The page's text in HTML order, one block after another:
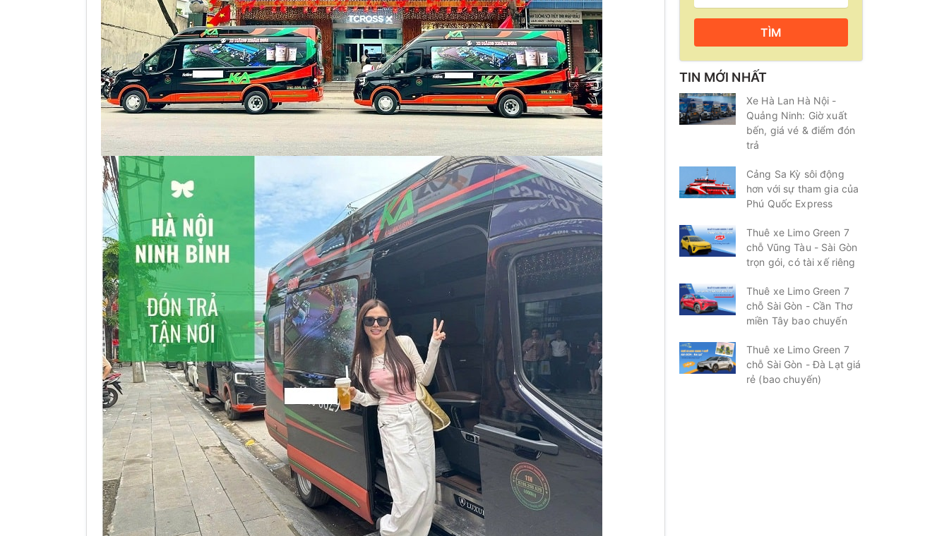
TÌM
TIN MỚI NHẤT
Xe Hà Lan Hà Nội -
Quảng Ninh: Giờ xuất
bến, giá vé & điểm đón
trả
Cảng Sa Kỳ sôi động
hơn với sự tham gia của
Phú Quốc Express
Thuê xe Limo Green 7
chỗ Vũng Tàu - Sài Gòn
trọn gói, có tài xế riêng
Thuê xe Limo Green 7
chỗ Sài Gòn - Cần Thơ
miền Tây bao chuyến
Thuê xe Limo Green 7
chỗ Sài Gòn - Đà Lạt giá
rẻ (bao chuyến)